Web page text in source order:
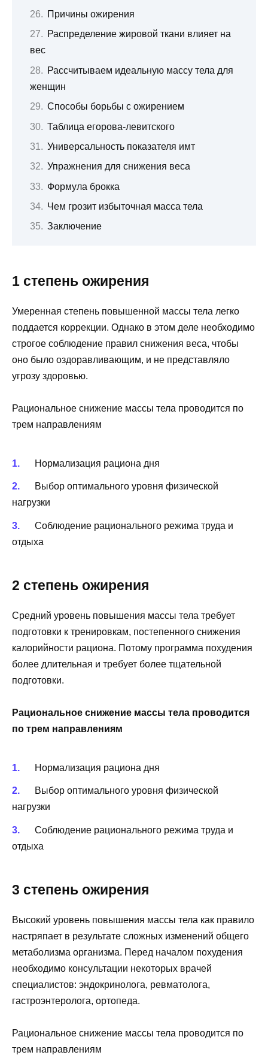
Причины ожирения
Распределение жировой ткани влияет на
вес
Рассчитываем идеальную массу тела для
женщин
Способы борьбы с ожирением
Таблица егорова-левитского
Универсальность показателя имт
Упражнения для снижения веса
Формула брокка
Чем грозит избыточная масса тела
Заключение
1 степень ожирения
Умеренная степень повышенной массы тела легко
поддается коррекции. Однако в этом деле необходимо
строгое соблюдение правил снижения веса, чтобы
оно было оздоравливающим, и не представляло
угрозу здоровью.
Рациональное снижение массы тела проводится по
трем направлениям
Нормализация рациона дня
Выбор оптимального уровня физической
нагрузки
Соблюдение рационального режима труда и
отдыха
2 степень ожирения
Средний уровень повышения массы тела требует
подготовки к тренировкам, постепенного снижения
калорийности рациона. Потому программа похудения
более длительная и требует более тщательной
подготовки.
Рациональное снижение массы тела проводится
по трем направлениям
Нормализация рациона дня
Выбор оптимального уровня физической
нагрузки
Соблюдение рационального режима труда и
отдыха
3 степень ожирения
Высокий уровень повышения массы тела как правило
настряпает в результате сложных изменений общего
метаболизма организма. Перед началом похудения
необходимо консультации некоторых врачей
специалистов: эндокринолога, ревматолога,
гастроэнтеролога, ортопеда.
Рациональное снижение массы тела проводится по
трем направлениям